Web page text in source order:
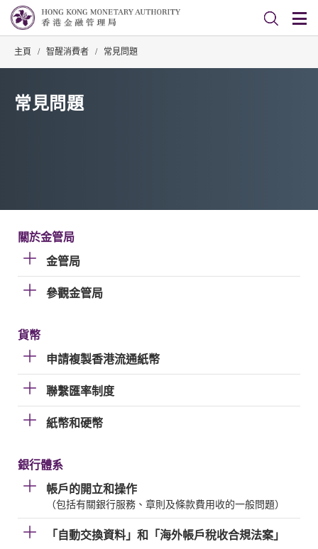
主頁 / 智醒消費者 / 常見問題
常見問題
關於金管局
金管局
參觀金管局
貨幣
申請複製香港流通紙幣
聯繫匯率制度
紙幣和硬幣
銀行體系
帳戶的開立和操作
（包括有關銀行服務、章則及條款費用收的一般問題）
「自動交換資料」和「海外帳戶稅收合規法案」